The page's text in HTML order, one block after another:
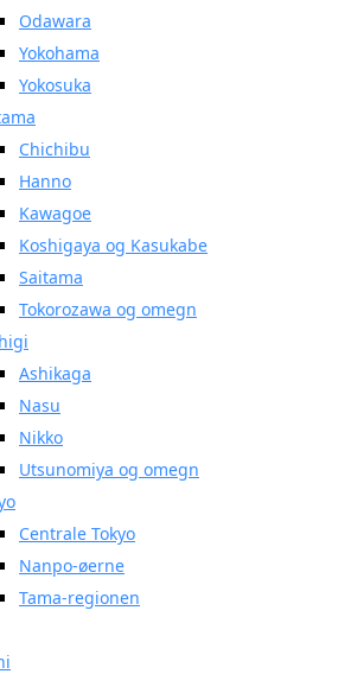
Odawara
Yokohama
Yokosuka
Chichibu
Hanno
Kawagoe
Koshigaya og Kasukabe
Saitama
Tokorozawa og omegn
Ashikaga
Nasu
Nikko
Utsunomiya og omegn
Centrale Tokyo
Nanpo-øerne
Tama-regionen